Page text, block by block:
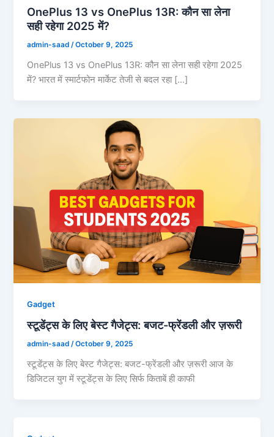
OnePlus 13 vs OnePlus 13R: कौन सा लेना
सही रहेगा 2025 में?
admin-saad/October 9, 2025
OnePlus 13 vs OnePlus 13R: कौन सा लेना सही रहेगा 2025
में? भारत में स्मार्टफोन मार्केट तेजी से बदल रहा […]
Gadget
स्टूडेंट्स के लिए बेस्ट गैजेट्स: बजट-फ्रेंडली और ज़रूरी
admin-saad/October 9, 2025
स्टूडेंट्स के लिए बेस्ट गैजेट्स: बजट-फ्रेंडली और ज़रूरी आज के
डिजिटल युग में स्टूडेंट्स के लिए सिर्फ किताबें ही काफी